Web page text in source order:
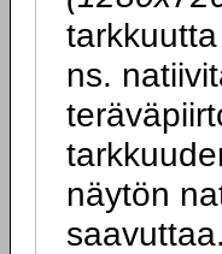
ns.
näytön
saavuttaa.